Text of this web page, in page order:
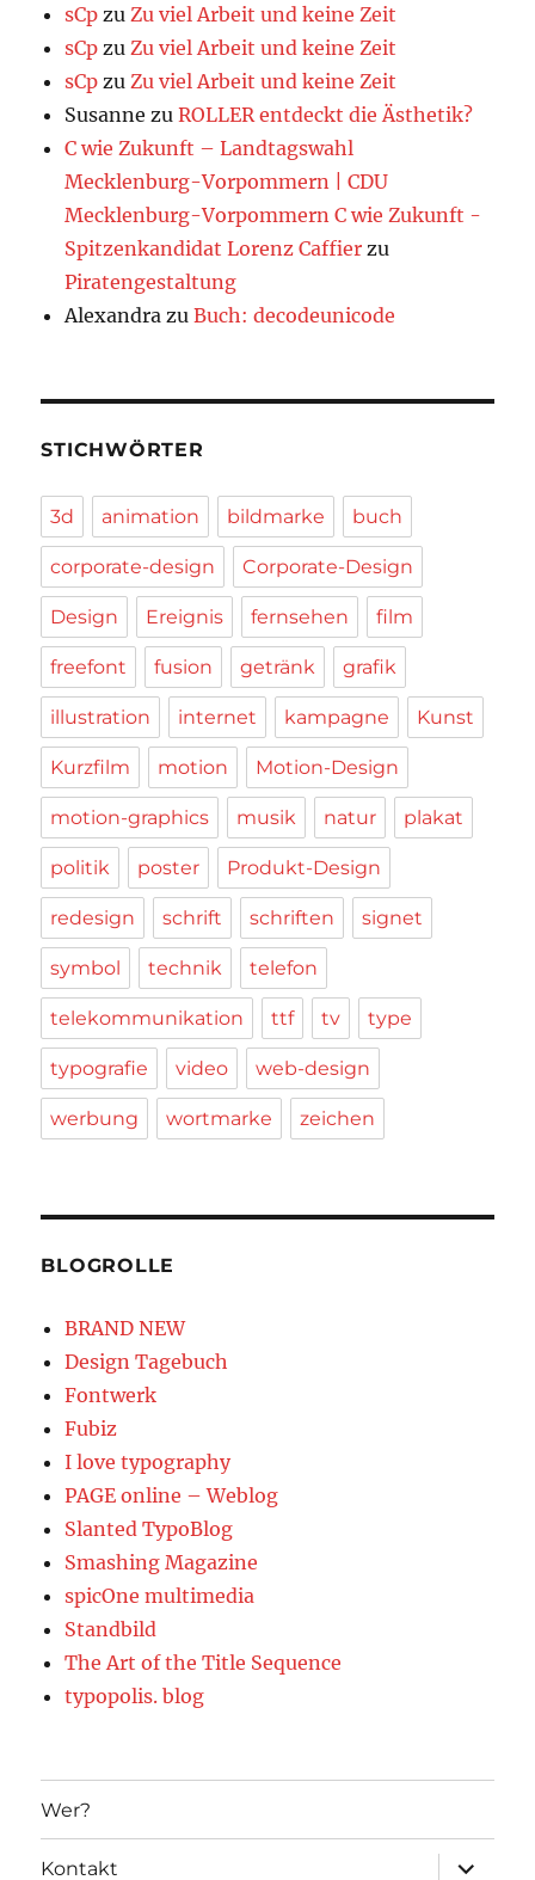
sCp zuZu viel Arbeit und keine Zeit
sCp zuZu viel Arbeit und keine Zeit
sCp zuZu viel Arbeit und keine Zeit
Susanne zuROLLER entdeckt die Ästhetik?
C wie Zukunft – Landtagswahl
Mecklenburg-Vorpommern | CDU
Mecklenburg-Vorpommern C wie Zukunft -
Spitzenkandidat Lorenz Caffier zu
Piratengestaltung
Alexandra zuBuch: decodeunicode
STICHWÖRTER
3d animation bildmarke buch
corporate-design Corporate-Design
Design Ereignis fernsehen film
freefont fusion getränk grafik
illustration internet kampagne Kunst
Kurzfilm motion Motion-Design
motion-graphics musik natur plakat
politik poster Produkt-Design
redesign schrift schriften signet
symbol technik telefon
telekommunikation ttf tv type
typografie video web-design
werbung wortmarke zeichen
BLOGROLLE
BRAND NEW
Design Tagebuch
Fontwerk
Fubiz
I love typography
PAGE online – Weblog
Slanted TypoBlog
Smashing Magazine
spicOne multimedia
Standbild
The Art of the Title Sequence
typopolis. blog
Wer?
Kontakt